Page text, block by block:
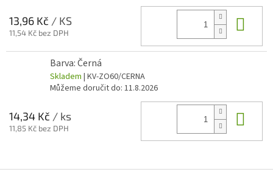
13,96 Kč / KS
11,54 Kč bez DPH
Barva: Černá
Skladem | KV-ZO60/CERNA
Můžeme doručit do: 11.8.2026
14,34 Kč / ks
11,85 Kč bez DPH